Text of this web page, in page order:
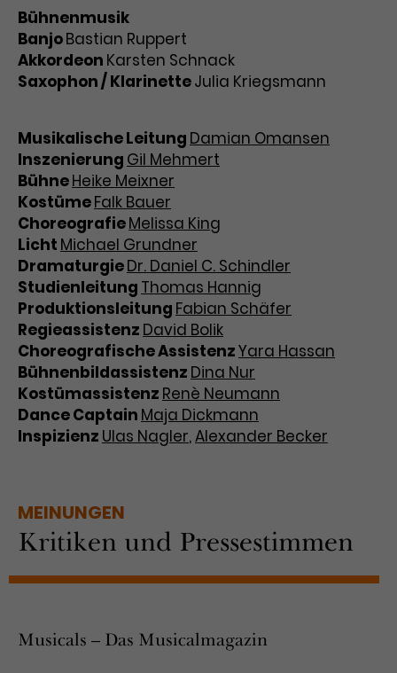
Bühnenmusik
BanjoBastian Ruppert
Akkordeon Karsten Schnack
Saxophon / KlarinetteJulia Kriegsmann
Musikalische Leitung Damian Omansen
Inszenierung Gil Mehmert
BühneHeike Meixner
KostümeFalk Bauer
ChoreografieMelissa King
Licht Michael Grundner
DramaturgieDr. Daniel C. Schindler
Studienleitung Thomas Hannig
Produktionsleitung Fabian Schäfer
Regieassistenz David Bolik
Choreografische AssistenzYara Hassan
Bühnenbildassistenz Dina Nur
Kostümassistenz Renè Neumann
Dance Captain Maja Dickmann
Inspizienz Ulas Nagler,Alexander Becker
MEINUNGEN
Kritiken und Pressestimmen
Musicals – Das Musicalmagazin